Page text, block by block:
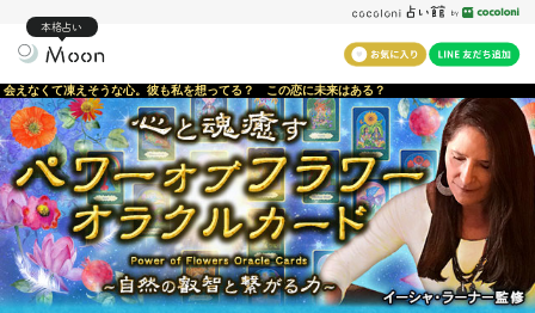
本格占い
会えなくて凍えそうな心。彼も私を想ってる？ この恋に未来はある？